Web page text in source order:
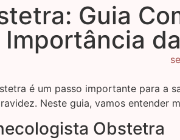
Guia
é um passo importante para a
Neste guia, vamos
Obstetra